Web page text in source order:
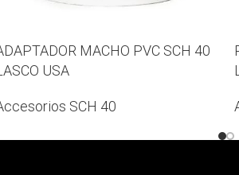
MACHO PVC SCH 40
USA
SCH 40